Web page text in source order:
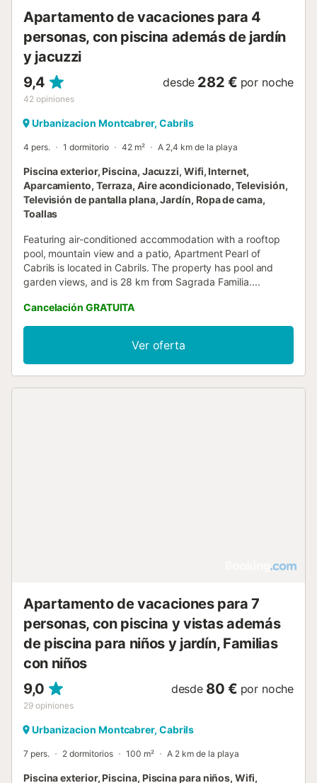
Apartamento de vacaciones para 4
personas, con piscina además de jardín
y jacuzzi
9,4
42 opiniones
desde 282 € por noche
Urbanizacion Montcabrer, Cabrils
4 pers. 1 dormitorio 42 m² A 2,4 km de la playa
Piscina exterior, Piscina, Jacuzzi, Wifi, Internet,
Aparcamiento, Terraza, Aire acondicionado, Televisión,
Televisión de pantalla plana, Jardín, Ropa de cama,
Toallas
Featuring air-conditioned accommodation with a rooftop
pool, mountain view and a patio, Apartment Pearl of
Cabrils is located in Cabrils. The property has pool and
garden views, and is 28 km from Sagrada Familia....
Cancelación GRATUITA
Ver oferta
Apartamento de vacaciones para 7
personas, con piscina y vistas además
de piscina para niños y jardín, Familias
con niños
9,0
29 opiniones
desde 80 € por noche
Urbanizacion Montcabrer, Cabrils
7 pers. 2 dormitorios 100 m² A 2 km de la playa
Piscina exterior, Piscina, Piscina para niños, Wifi,